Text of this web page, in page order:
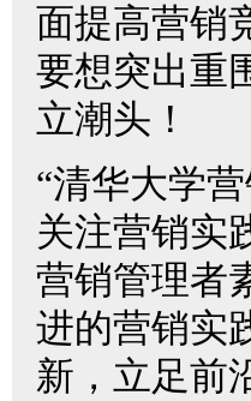
面提高营销
要想突出重
立潮头！
“清华大学
关注营销实
营销管理者
进的营销实
新，立足前